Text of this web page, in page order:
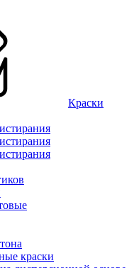
Краски
краски